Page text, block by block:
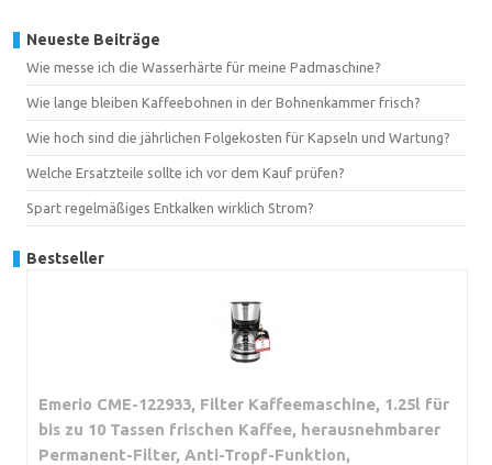
Neueste Beiträge
Wie messe ich die Wasserhärte für meine Padmaschine?
Wie lange bleiben Kaffeebohnen in der Bohnenkammer frisch?
Wie hoch sind die jährlichen Folgekosten für Kapseln und Wartung?
Welche Ersatzteile sollte ich vor dem Kauf prüfen?
Spart regelmäßiges Entkalken wirklich Strom?
Bestseller
Emerio CME-122933, Filter Kaffeemaschine, 1.25l für
bis zu 10 Tassen frischen Kaffee, herausnehmbarer
Permanent-Filter, Anti-Tropf-Funktion,